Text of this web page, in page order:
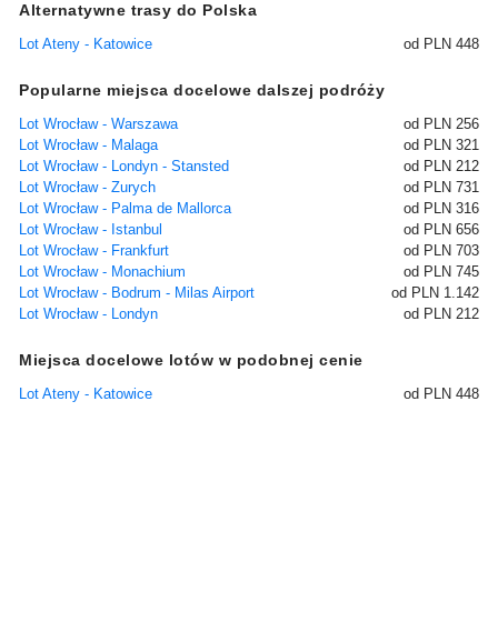
Alternatywne trasy do Polska
Lot Ateny - Katowice od PLN 448
Popularne miejsca docelowe dalszej podróży
Lot Wrocław - Warszawa
od PLN 256
Lot Wrocław - Malaga
od PLN 321
Lot Wrocław - Londyn - Stansted
od PLN 212
Lot Wrocław - Zurych
od PLN 731
Lot Wrocław - Palma de Mallorca
od PLN 316
Lot Wrocław - Istanbul
od PLN 656
Lot Wrocław - Frankfurt
od PLN 703
Lot Wrocław - Monachium
od PLN 745
Lot Wrocław - Bodrum - Milas Airport
od PLN 1.142
Lot Wrocław - Londyn
od PLN 212
Miejsca docelowe lotów w podobnej cenie
Lot Ateny - Katowice od PLN 448